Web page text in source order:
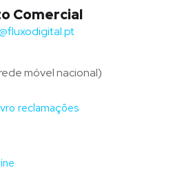
Comercial
móvel nacional)